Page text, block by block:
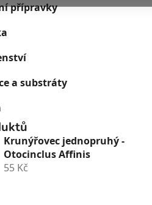
přípravky
a substráty
Krunýřovec jednopruhý -
Otocinclus Affinis
55 Kč